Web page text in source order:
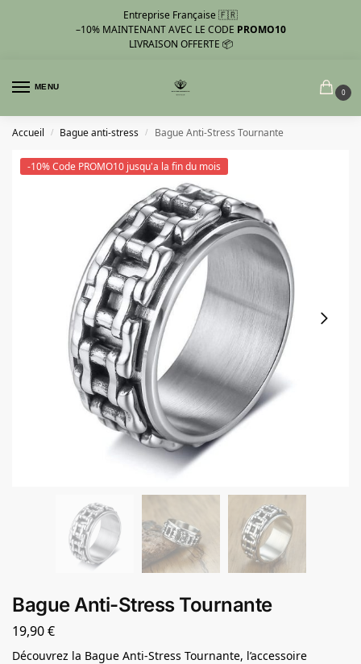
Entreprise Française 🇫🇷
–10% MAINTENANT AVEC LE CODE PROMO10
LIVRAISON OFFERTE 📦
MENU
0
Accueil / Bague anti-stress / Bague Anti-Stress Tournante
-10% Code PROMO10 jusqu'a la fin du mois
Bague Anti-Stress Tournante
19,90€
Découvrez la Bague Anti-Stress Tournante, l’accessoire